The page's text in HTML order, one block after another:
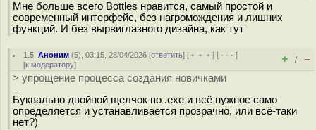
Мне больше всего Bottles нравится, самый простой и
современный интерфейс, без нагромождения и лишних
функций. И без вырвиглазного дизайна, как тут
1.5 ,Аноним (5), 03:15, 28/04/2026 [ответить] [ ﹢﹢﹢] [ · · ·]
[к модератору] + / –
> упрощение процесса создания новичками
Буквально двойной щелчок по .exe и всё нужное само
определяется и устанавливается прозрачно, или всё-таки
нет?)